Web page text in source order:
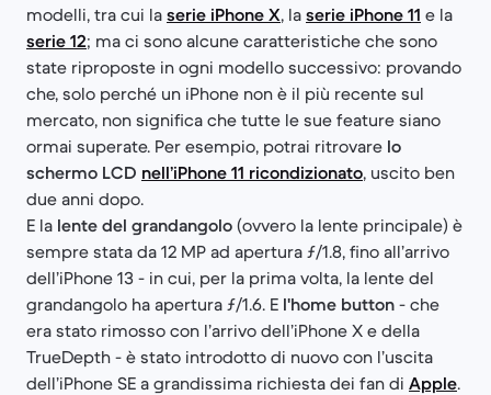
modelli, tra cui la serie iPhone X, la serie iPhone 11 e la
serie 12; ma ci sono alcune caratteristiche che sono
state riproposte in ogni modello successivo: provando
che, solo perché un iPhone non è il più recente sul
mercato, non significa che tutte le sue feature siano
ormai superate. Per esempio, potrai ritrovare lo
schermo LCD nell’iPhone 11 ricondizionato, uscito ben
due anni dopo.
E la lente del grandangolo (ovvero la lente principale) è
sempre stata da 12 MP ad apertura ƒ/1.8, fino all’arrivo
dell’iPhone 13 - in cui, per la prima volta, la lente del
grandangolo ha apertura ƒ/1.6. E l'home button - che
era stato rimosso con l’arrivo dell’iPhone X e della
TrueDepth - è stato introdotto di nuovo con l’uscita
dell’iPhone SE a grandissima richiesta dei fan di Apple.